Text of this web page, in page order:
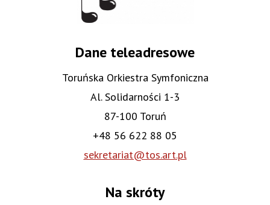
Dane teleadresowe
Toruńska Orkiestra Symfoniczna
Al. Solidarności 1-3
87-100 Toruń
+48 56 622 88 05
sekretariat@tos.art.pl
Na skróty